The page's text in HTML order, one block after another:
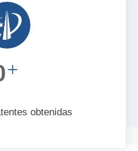
+
obtenidas